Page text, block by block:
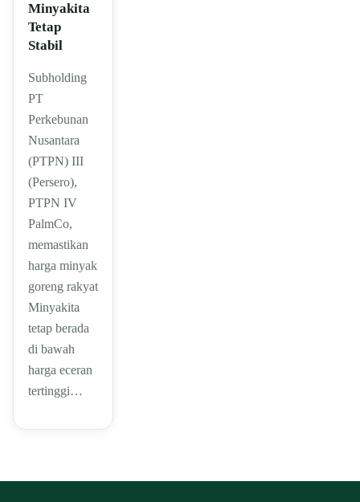
Minyakita
Tetap
Stabil
Subholding
PT
Perkebunan
Nusantara
(PTPN) III
(Persero),
PTPN IV
PalmCo,
memastikan
harga minyak
goreng rakyat
Minyakita
tetap berada
di bawah
harga eceran
tertinggi…